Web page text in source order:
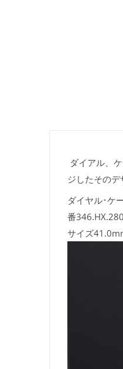
ダイアル、
ジしたその
ダイヤル･ケ
番
サイズ